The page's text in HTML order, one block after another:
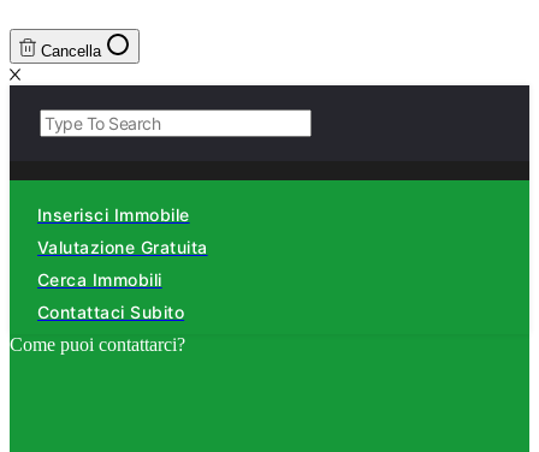
Cancella
Inserisci Immobile
Valutazione Gratuita
Cerca Immobili
Contattaci Subito
Come puoi contattarci?